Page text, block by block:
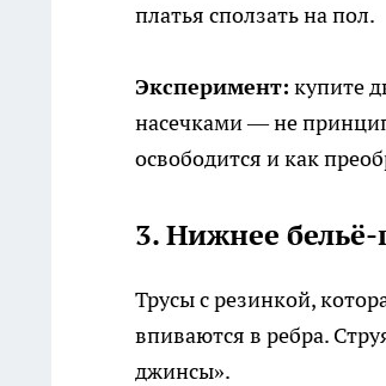
платья сползать на пол.
Эксперимент: купите
насечками — не
освободится и как
3. Нижнее
Трусы с резинкой,
впиваются в ребра.
джинсы».